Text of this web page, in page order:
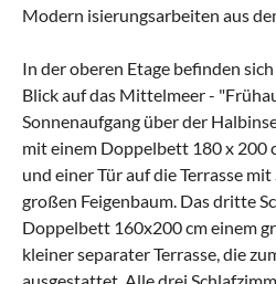
Modern isierungsarbeiten aus
In der oberen Etage befinden
Blick auf das Mittelmeer -
Sonnenaufgang über der
mit einem Doppelbett 180 x 200
und einer Tür auf die Terrasse
großen Feigenbaum. Das dritte
Doppelbett 160x200 cm einem
kleiner separater Terrasse, die
ausgestattet. Alle drei